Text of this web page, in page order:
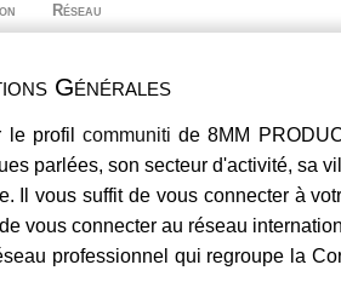
Réseau
Générales
le profil communiti de 8MM
parlées, son secteur d'activité, sa
Il vous suffit de vous connecter à
vous connecter au réseau
professionnel qui regroupe la